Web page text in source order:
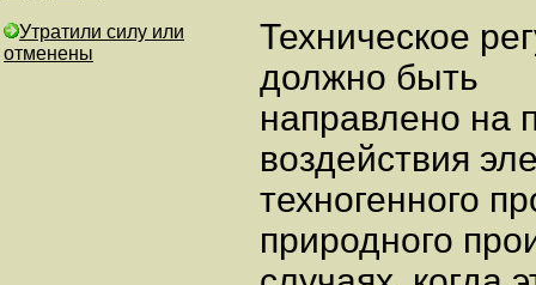
Утратили силу или
отменены
Техническое
должно быть
направлено на
воздействия
техногенного
природного